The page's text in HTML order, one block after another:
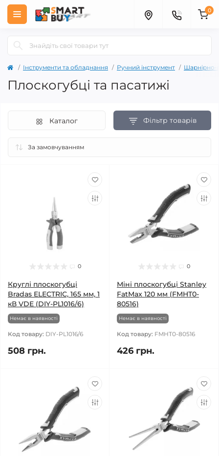
0
Інструменти та обладнання Ручний інструмент Шарнірно-
Плоскогубці та пасатижі
Фільтр товарів
Каталог
0
Круглі плоскогубці
Bradas ELECTRIC, 165 мм, 1
кВ VDE (DIY-PL1016/6)
Немає в наявності
Код товару: DIY-PL1016/6
508 грн.
0
Міні плоскогубці Stanley
FatMax 120 мм (FMHT0-
80516)
Немає в наявності
Код товару: FMHT0-80516
426 грн.